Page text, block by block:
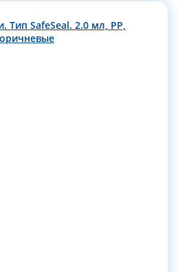
Тип SafeSeal. 2.0 мл, РР,